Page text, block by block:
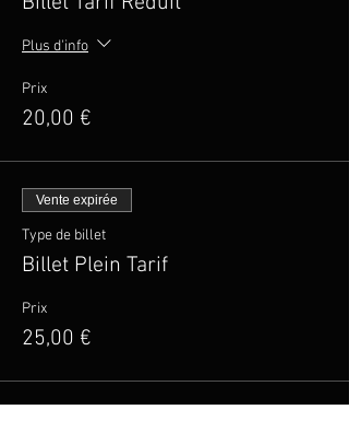
Plus d'info
Prix
20,00 €
Vente expirée
Type de billet
Billet Plein Tarif
Prix
25,00 €